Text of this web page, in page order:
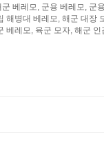
베레모, 군용 베레모, 군
해병대 베레모, 해군 대장
베레모, 육군 모자, 해군 인